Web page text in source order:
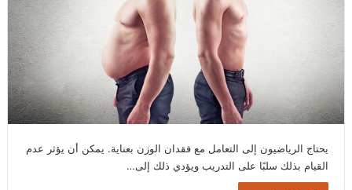
يحتاج الرياضيون إلى التعامل مع فقدان الوزن بعناية. يمكن أن يؤثر عدم
القيام بذلك سلبًا على التدريب ويؤدي ذلك إلى…